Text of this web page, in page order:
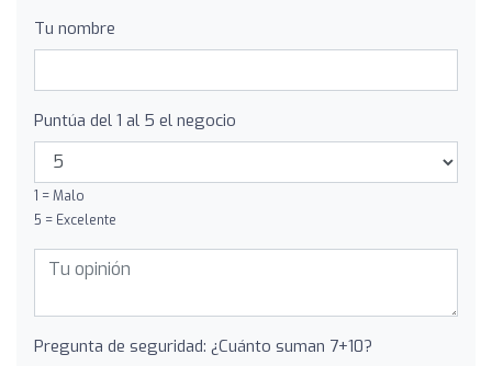
Tu nombre
Puntúa del 1 al 5 el negocio
1 = Malo
5 = Excelente
Pregunta de seguridad: ¿Cuánto suman 7+10?